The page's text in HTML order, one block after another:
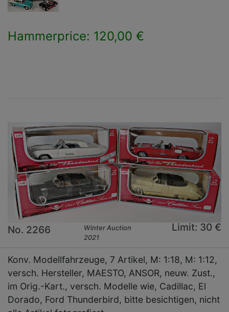
Hammerprice: 120,00 €
No. 2266
Winter Auction
2021
Limit: 30 €
Konv. Modellfahrzeuge, 7 Artikel, M: 1:18, M: 1:12,
versch. Hersteller, MAESTO, ANSOR, neuw. Zust.,
im Orig.-Kart., versch. Modelle wie, Cadillac, El
Dorado, Ford Thunderbird, bitte besichtigen, nicht